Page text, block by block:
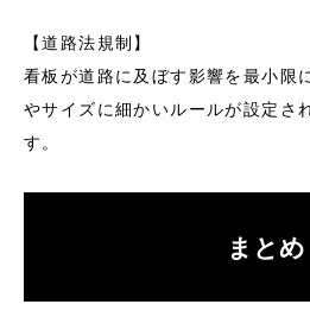
【道路法規制】
看板が道路に及ぼす影響を最小限
やサイズに細かいルールが設定さ
す。
まとめ